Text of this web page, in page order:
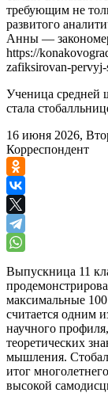
требующим не
развитого
Анны —
https://
zafiksirovan-
Ученица средней
стала
16 июня 2026,
Корреспондент
Выпускница 11
максимальные
считается одним
научного
теоретических
мышления.
итог
высокой